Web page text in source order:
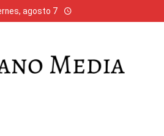
agosto 7